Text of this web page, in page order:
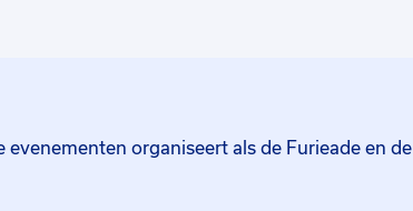
hospitality. Je krijgt namelijk te maken met
organiseert als de Furieade en de